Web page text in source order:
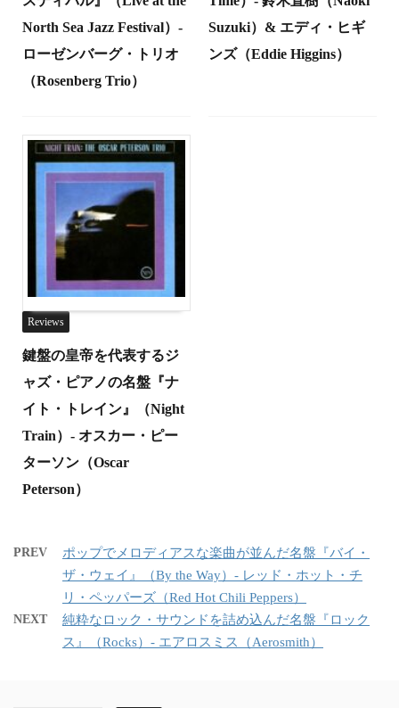
North Sea Jazz Festival）-
ローゼンバーグ・トリオ
（Rosenberg Trio）
Suzuki）& エディ・ヒギ
ンズ（Eddie Higgins）
Reviews
鍵盤の皇帝を代表するジ
ャズ・ピアノの名盤『ナ
イト・トレイン』（Night
Train）- オスカー・ピー
ターソン（Oscar
Peterson）
PREV
ポップでメロディアスな楽曲が並んだ名盤『バイ・
ザ・ウェイ』（By the Way）- レッド・ホット・チ
リ・ペッパーズ（Red Hot Chili Peppers）
NEXT
純粋なロック・サウンドを詰め込んだ名盤『ロック
ス』（Rocks）- エアロスミス（Aerosmith）